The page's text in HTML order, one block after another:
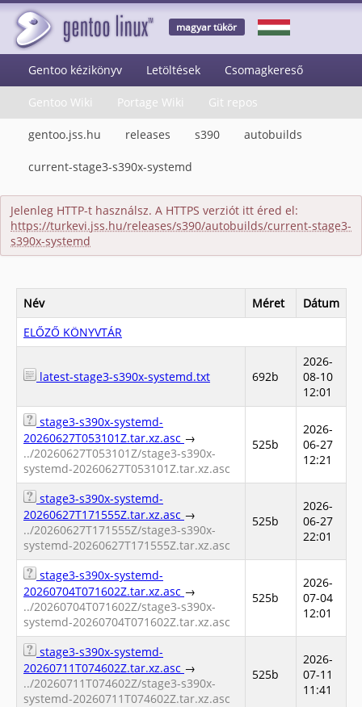
magyar tükör
Gentoo kézikönyv Letöltések Csomagkereső
Gentoo Wiki Portage Wiki Git repos
gentoo.jss.hu releases s390 autobuilds
current-stage3-s390x-systemd
Jelenleg HTTP-t használsz. A HTTPS verziót itt éred el:
https://turkevi.jss.hu/releases/s390/autobuilds/current-stage3-
s390x-systemd
Név Méret
Dátum
ELŐZŐ KÖNYVTÁR
latest-stage3-s390x-systemd.txt 692b
2026-
08-10
12:01
stage3-s390x-systemd-
20260627T053101Z.tar.xz.asc →
../20260627T053101Z/stage3-s390x-
systemd-20260627T053101Z.tar.xz.asc
525b
2026-
06-27
12:21
stage3-s390x-systemd-
20260627T171555Z.tar.xz.asc →
../20260627T171555Z/stage3-s390x-
systemd-20260627T171555Z.tar.xz.asc
525b
2026-
06-27
22:01
stage3-s390x-systemd-
20260704T071602Z.tar.xz.asc →
../20260704T071602Z/stage3-s390x-
systemd-20260704T071602Z.tar.xz.asc
525b
2026-
07-04
12:01
stage3-s390x-systemd-
20260711T074602Z.tar.xz.asc →
../20260711T074602Z/stage3-s390x-
systemd-20260711T074602Z.tar.xz.asc
525b
2026-
07-11
11:41